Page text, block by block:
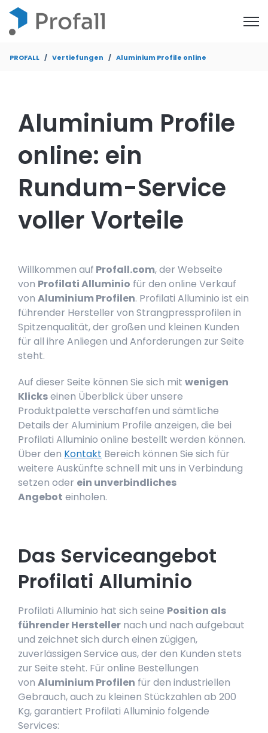
PROFALL Vertiefungen Aluminium Profile online
Aluminium Profile
online: ein
Rundum-Service
voller Vorteile
Willkommen auf Profall.com, der Webseite
von Profilati Alluminio für den online Verkauf
von Aluminium Profilen. Profilati Alluminio ist ein
führender Hersteller von Strangpressprofilen in
Spitzenqualität, der großen und kleinen Kunden
für all ihre Anliegen und Anforderungen zur Seite
steht.
Auf dieser Seite können Sie sich mit wenigen
Klickseinen Überblick über unsere
Produktpalette verschaffen und sämtliche
Details der Aluminium Profile anzeigen, die bei
Profilati Alluminio online bestellt werden können.
Über den Kontakt Bereich können Sie sich für
weitere Auskünfte schnell mit uns in Verbindung
setzen oder ein unverbindliches
Angebot einholen.
Das Serviceangebot
Profilati Alluminio
Profilati Alluminio hat sich seine Position als
führender Hersteller nach und nach aufgebaut
und zeichnet sich durch einen zügigen,
zuverlässigen Service aus, der den Kunden stets
zur Seite steht. Für online Bestellungen
von Aluminium Profilen für den industriellen
Gebrauch, auch zu kleinen Stückzahlen ab 200
Kg, garantiert Profilati Alluminio folgende
Services: